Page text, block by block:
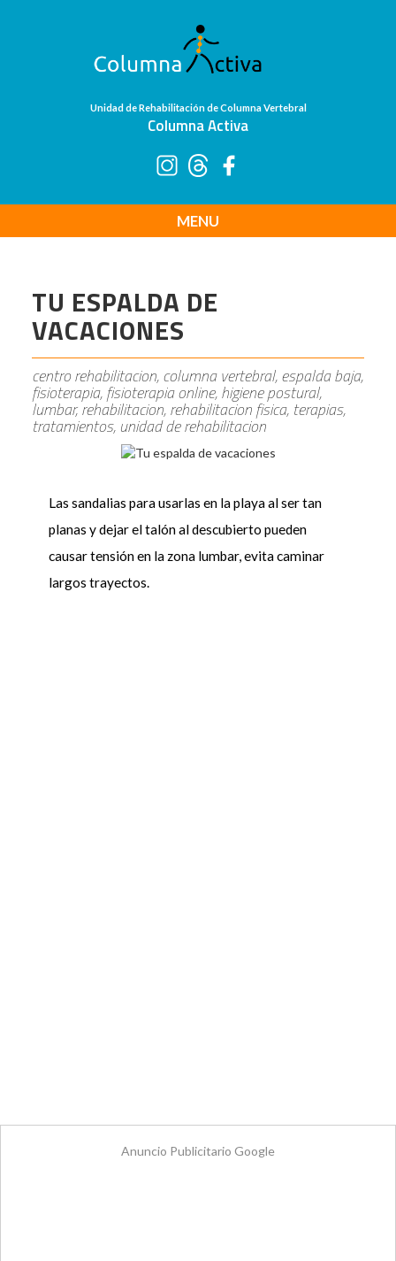
Unidad de Rehabilitación de Columna Vertebral
Columna Activa
MENU
TU ESPALDA DE
VACACIONES
centro rehabilitacion, columna vertebral, espalda baja,
fisioterapia, fisioterapia online, higiene postural,
lumbar, rehabilitacion, rehabilitacion fisica, terapias,
tratamientos, unidad de rehabilitacion
Las sandalias para usarlas en la playa al ser tan
planas y dejar el talón al descubierto pueden
causar tensión en la zona lumbar, evita caminar
largos trayectos.
Anuncio Publicitario Google